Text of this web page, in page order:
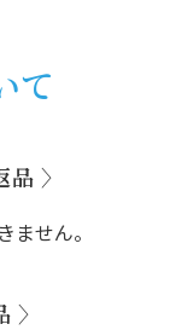
て
〉
せん。
〉